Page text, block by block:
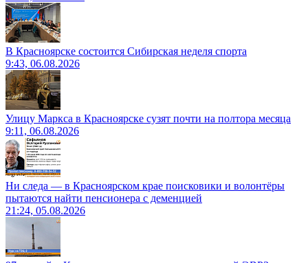
В Красноярске состоится Сибирская неделя спорта
9:43, 06.08.2026
Улицу Маркса в Красноярске сузят почти на полтора месяца
9:11, 06.08.2026
Ни следа — в Красноярском крае поисковики и волонтёры
пытаются найти пенсионера с деменцией
21:24, 05.08.2026